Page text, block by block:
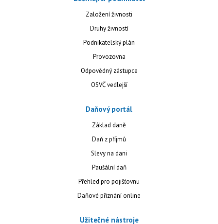
Založení živnosti
Druhy živností
Podnikatelský plán
Provozovna
Odpovědný zástupce
OSVČ vedlejší
Daňový portál
Základ daně
Daň z příjmů
Slevy na dani
Paušální daň
Přehled pro pojišťovnu
Daňové přiznání online
Užitečné nástroje